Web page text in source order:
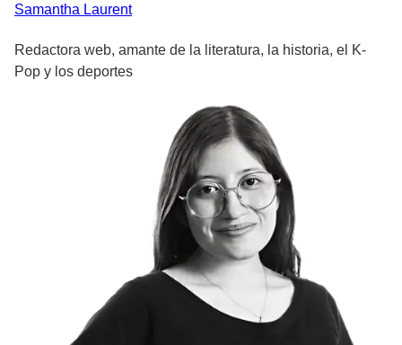
Samantha Laurent
Redactora web, amante de la literatura, la historia, el K-
Pop y los deportes